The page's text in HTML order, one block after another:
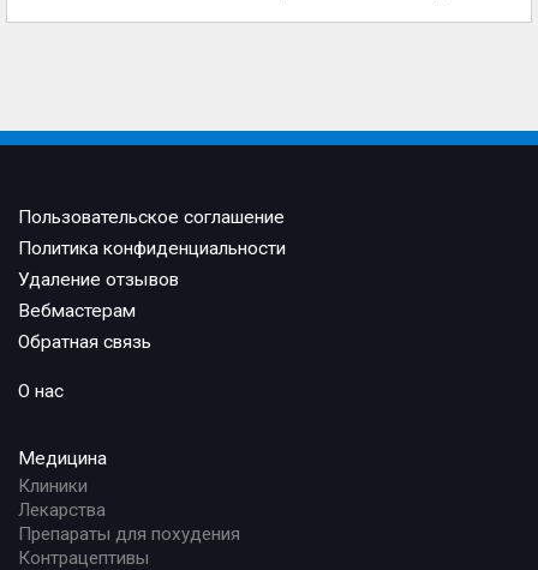
Пользовательское соглашение
Политика конфиденциальности
Удаление отзывов
Вебмастерам
Обратная связь
О нас
Медицина
Клиники
Лекарства
Препараты для похудения
Контрацептивы